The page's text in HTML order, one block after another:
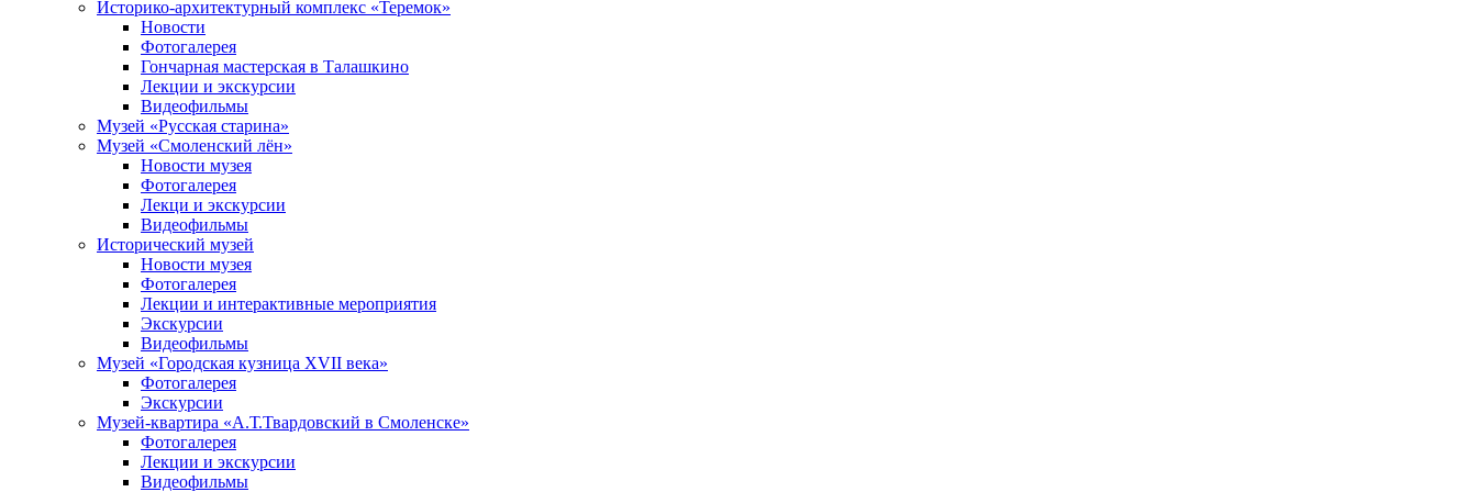
Историко-архитектурный комплекс «Теремок»
Новости
Фотогалерея
Гончарная мастерская в Талашкино
Лекции и экскурсии
Видеофильмы
Музей «Русская старина»
Музей «Смоленский лён»
Новости музея
Фотогалерея
Лекци и экскурсии
Видеофильмы
Исторический музей
Новости музея
Фотогалерея
Лекции и интерактивные мероприятия
Экскурсии
Видеофильмы
Музей «Городская кузница XVII века»
Фотогалерея
Экскурсии
Музей-квартира «А.Т.Твардовский в Смоленске»
Фотогалерея
Лекции и экскурсии
Видеофильмы